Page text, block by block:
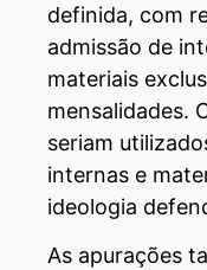
definida, com
admissão de
materiais
mensalidades.
seriam
internas e
ideologia
As apurações